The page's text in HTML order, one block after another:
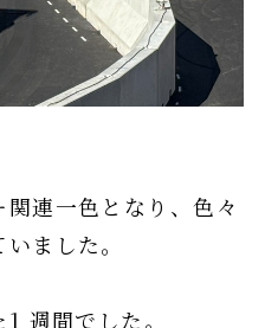
連⼀⾊となり、⾊々
ました。
週間でした。